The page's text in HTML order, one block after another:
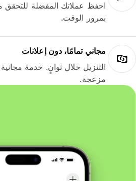
احفظ عملاتك المفضلة للتحقق
بمرور الوقت.
مجاني تمامًا، دون إعلانات
التنزيل خلال ثوانٍ. خدمة مجانية
مزعجة.